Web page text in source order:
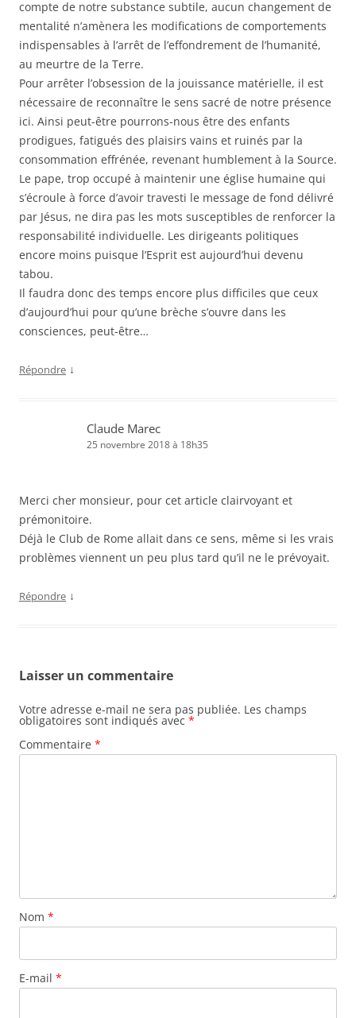
compte de notre substance subtile, aucun changement de
mentalité n’amènera les modifications de comportements
indispensables à l’arrêt de l’effondrement de l’humanité,
au meurtre de la Terre.
Pour arrêter l’obsession de la jouissance matérielle, il est
nécessaire de reconnaître le sens sacré de notre présence
ici. Ainsi peut-être pourrons-nous être des enfants
prodigues, fatigués des plaisirs vains et ruinés par la
consommation effrénée, revenant humblement à la Source.
Le pape, trop occupé à maintenir une église humaine qui
s’écroule à force d’avoir travesti le message de fond délivré
par Jésus, ne dira pas les mots susceptibles de renforcer la
responsabilité individuelle. Les dirigeants politiques
encore moins puisque l’Esprit est aujourd’hui devenu
tabou.
Il faudra donc des temps encore plus difficiles que ceux
d’aujourd’hui pour qu’une brèche s’ouvre dans les
consciences, peut-être…
Répondre ↓
Claude Marec
25 novembre 2018 à 18h35
Merci cher monsieur, pour cet article clairvoyant et
prémonitoire.
Déjà le Club de Rome allait dans ce sens, même si les vrais
problèmes viennent un peu plus tard qu’il ne le prévoyait.
Répondre ↓
Laisser un commentaire
Votre adresse e-mail ne sera pas publiée. Les champs
obligatoires sont indiqués avec *
Commentaire *
Nom *
E-mail *